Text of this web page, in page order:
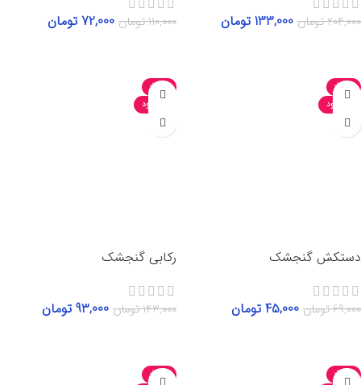
204,000تومان 133,000 تومان 110,000تومان 72,000 تومان
-35%
ناموجود
دستکش گنجشک
69,000تومان 45,000 تومان
-35%
ناموجود
رکابی گنجشک
143,000تومان 93,000 تومان
-35%
-35%